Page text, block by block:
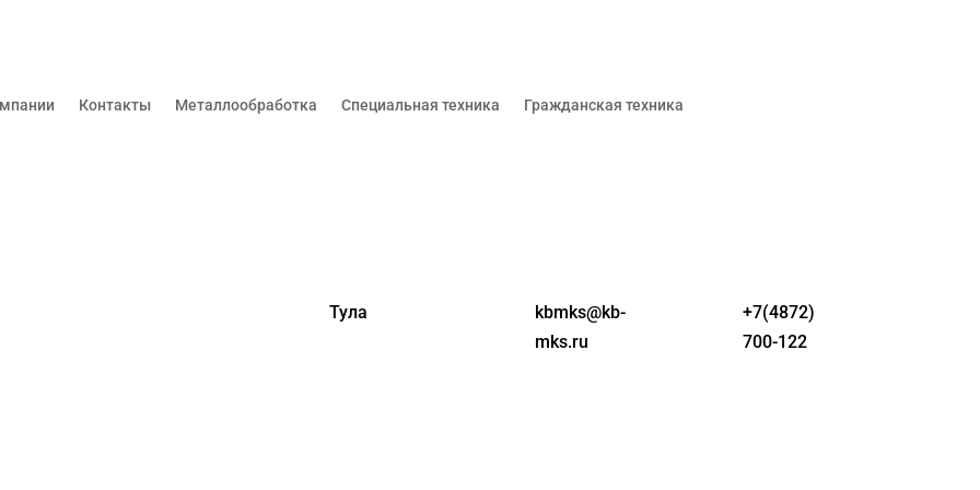
Контакты Металлообработка Специальная техника Гражданская техника
Тула
kbmks@kb-
mks.ru
+7(4872)
700-122